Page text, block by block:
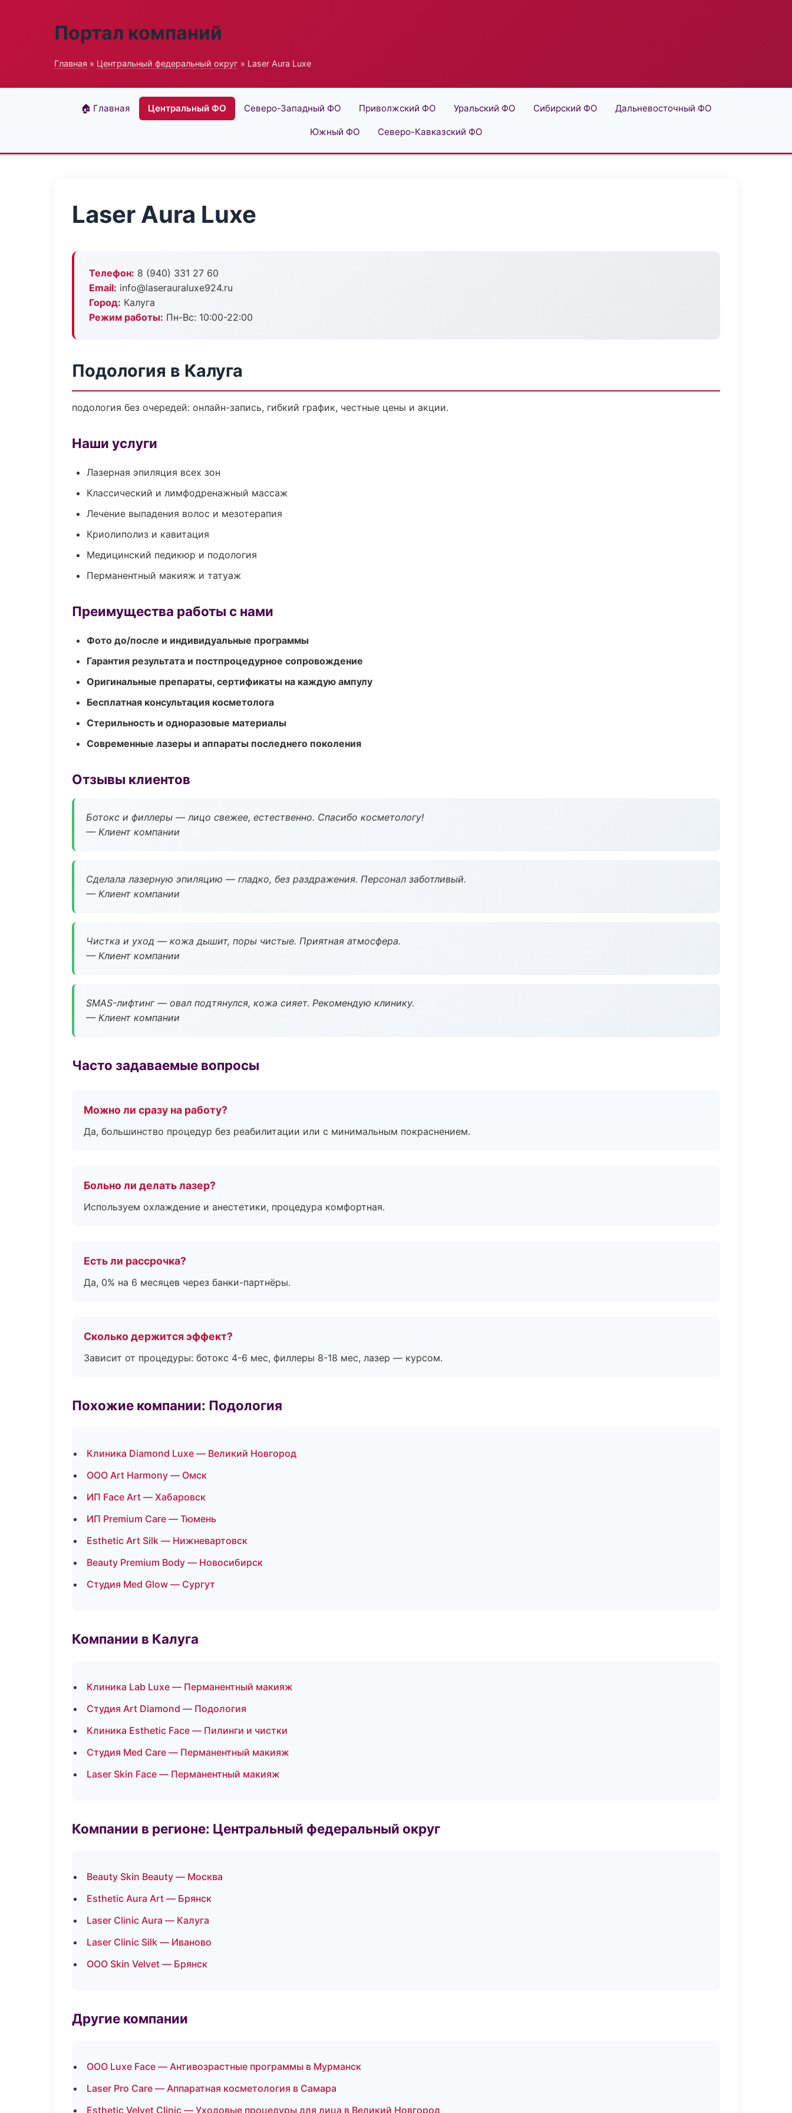
Портал компаний
Главная » Центральный федеральный округ » Laser Aura Luxe
🏠 Главная Центральный ФО Северо-Западный ФО Приволжский ФО Уральский ФО Сибирский ФО Дальневосточный ФО
Южный ФО Северо-Кавказский ФО
Laser Aura Luxe
Телефон: 8 (940) 331 27 60
Email: info@laserauraluxe924.ru
Город: Калуга
Режим работы: Пн-Вс: 10:00-22:00
Подология в Калуга
подология без очередей: онлайн-запись, гибкий график, честные цены и акции.
Наши услуги
Лазерная эпиляция всех зон
Классический и лимфодренажный массаж
Лечение выпадения волос и мезотерапия
Криолиполиз и кавитация
Медицинский педикюр и подология
Перманентный макияж и татуаж
Преимущества работы с нами
Фото до/после и индивидуальные программы
Гарантия результата и постпроцедурное сопровождение
Оригинальные препараты, сертификаты на каждую ампулу
Бесплатная консультация косметолога
Стерильность и одноразовые материалы
Современные лазеры и аппараты последнего поколения
Отзывы клиентов
Ботокс и филлеры — лицо свежее, естественно. Спасибо косметологу!
— Клиент компании
Сделала лазерную эпиляцию — гладко, без раздражения. Персонал заботливый.
— Клиент компании
Чистка и уход — кожа дышит, поры чистые. Приятная атмосфера.
— Клиент компании
SMAS-лифтинг — овал подтянулся, кожа сияет. Рекомендую клинику.
— Клиент компании
Часто задаваемые вопросы
Можно ли сразу на работу?
Да, большинство процедур без реабилитации или с минимальным покраснением.
Больно ли делать лазер?
Используем охлаждение и анестетики, процедура комфортная.
Есть ли рассрочка?
Да, 0% на 6 месяцев через банки-партнёры.
Сколько держится эффект?
Зависит от процедуры: ботокс 4-6 мес, филлеры 8-18 мес, лазер — курсом.
Похожие компании: Подология
Клиника Diamond Luxe — Великий Новгород
ООО Art Harmony — Омск
ИП Face Art — Хабаровск
ИП Premium Care — Тюмень
Esthetic Art Silk — Нижневартовск
Beauty Premium Body — Новосибирск
Студия Med Glow — Сургут
Компании в Калуга
Клиника Lab Luxe — Перманентный макияж
Студия Art Diamond — Подология
Клиника Esthetic Face — Пилинги и чистки
Студия Med Care — Перманентный макияж
Laser Skin Face — Перманентный макияж
Компании в регионе: Центральный федеральный округ
Beauty Skin Beauty — Москва
Esthetic Aura Art — Брянск
Laser Clinic Aura — Калуга
Laser Clinic Silk — Иваново
ООО Skin Velvet — Брянск
Другие компании
ООО Luxe Face — Антивозрастные программы в Мурманск
Laser Pro Care — Аппаратная косметология в Самара
Esthetic Velvet Clinic — Уходовые процедуры для лица в Великий Новгород